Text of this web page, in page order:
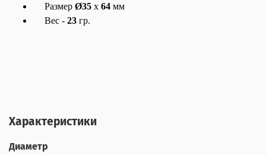
Размер Ø35 х 64 мм
Вес - 23 гр.
Характеристики
Диаметр